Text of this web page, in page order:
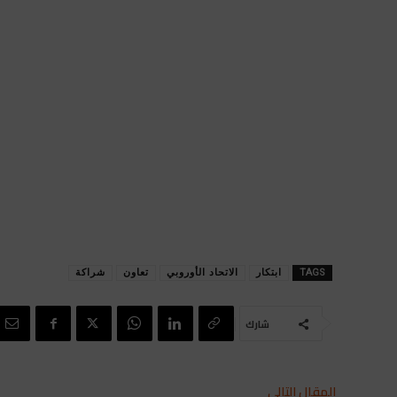
TAGS ابتكار الاتحاد الأوروبي تعاون شراكة
شارك
المقال التالي